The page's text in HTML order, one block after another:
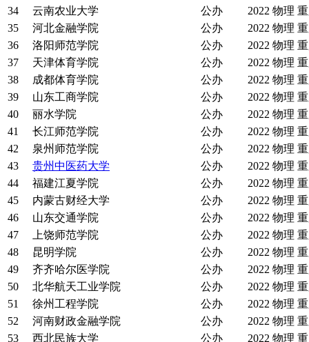
34
云南农业大学 公办 2022 物理
35
河北金融学院 公办 2022 物理
36
洛阳师范学院 公办 2022 物理
37
天津体育学院 公办 2022 物理
38
成都体育学院 公办 2022 物理
39
山东工商学院 公办 2022 物理
40
丽水学院 公办 2022 物理
41
长江师范学院 公办 2022 物理
42
泉州师范学院 公办 2022 物理
43
贵州中医药大学 公办 2022 物理
44
福建江夏学院 公办 2022 物理
45
内蒙古财经大学 公办 2022 物理
46
山东交通学院 公办 2022 物理
47
上饶师范学院 公办 2022 物理
48
昆明学院 公办 2022 物理
49
齐齐哈尔医学院 公办 2022 物理
50
北华航天工业学院 公办 2022 物理
51
徐州工程学院 公办 2022 物理
52
河南财政金融学院 公办 2022 物理
53
西北民族大学 公办 2022 物理